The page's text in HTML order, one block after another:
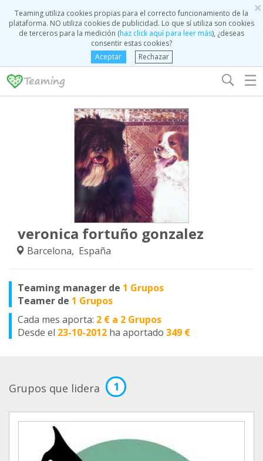
×
Teaming utiliza cookies propias para el correcto funcionamiento de la
plataforma. NO utiliza cookies de publicidad. Lo que sí utiliza son cookies
de terceros para la medición (haz click aquí para leer más), ¿deseas
consentir estas cookies?
Aceptar
Rechazar
☰
veronica fortuño gonzalez
Barcelona, España
Teaming manager de 1 Grupos
Teamer de 1 Grupos
Cada mes aporta: 2 € a 2 Grupos
Desde el 23-10-2012 ha aportado 349 €
Grupos que lidera 1